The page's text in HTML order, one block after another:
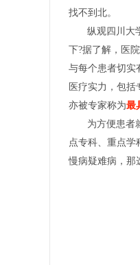
找不到北。
纵观四川大
下?据了解，医
与每个患者切实
医疗实力，包
亦被专家称为最
为方便患者
点专科、重点学
慢病疑难病，那